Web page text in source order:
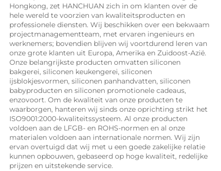
Hongkong, zet HANCHUAN zich in om klanten over de
hele wereld te voorzien van kwaliteitsproducten en
professionele diensten. Wij beschikken over een bekwaam
projectmanagementteam, met ervaren ingenieurs en
werknemers; bovendien blijven wij voortdurend leren van
onze grote klanten uit Europa, Amerika en Zuidoost-Azië.
Onze belangrijkste producten omvatten siliconen
bakgerei, siliconen keukengerei, siliconen
ijsblokjesvormen, siliconen panhandvatten, siliconen
babyproducten en siliconen promotionele cadeaus,
enzovoort. Om de kwaliteit van onze producten te
waarborgen, hanteren wij sinds onze oprichting strikt het
ISO9001:2000-kwaliteitssysteem. Al onze producten
voldoen aan de LFGB- en ROHS-normen en al onze
materialen voldoen aan internationale normen. Wij zijn
ervan overtuigd dat wij met u een goede zakelijke relatie
kunnen opbouwen, gebaseerd op hoge kwaliteit, redelijke
prijzen en uitstekende service.